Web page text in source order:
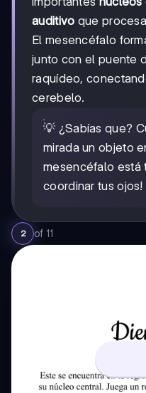
auditivo que
El mesencéfalo
junto con el puente
raquídeo,
cerebelo.
💡 ¿Sabías que?
mirada un objeto
mesencéfalo está
coordinar tus ojos!
2 of 11